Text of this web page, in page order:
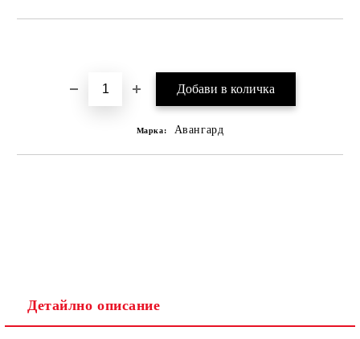
Марка: Авангард
Детайлно описание